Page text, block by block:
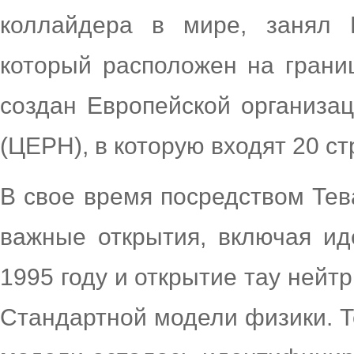
коллайдера в мире, занял
который расположен на
создан Европейской
(ЦЕРН), в которую входят 20
В свое время посредством
важные открытия, включая
1995 году и открытие тау
Стандартной модели физики.